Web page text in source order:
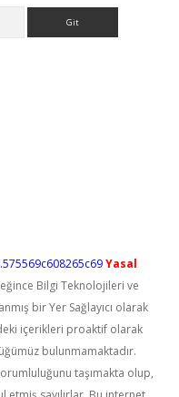
Yasal
Bilgi Teknolojileri ve
bir Yer Sağlayıcı olarak
içerikleri proaktif olarak
bulunmamaktadır.
taşımakta olup,